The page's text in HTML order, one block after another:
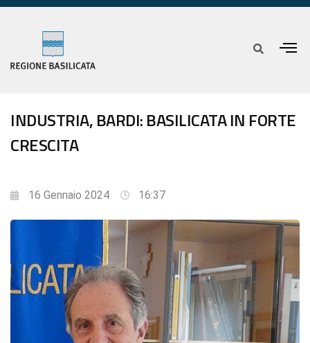
INDUSTRIA, BARDI: BASILICATA IN FORTE
CRESCITA
16 Gennaio 2024 16:37